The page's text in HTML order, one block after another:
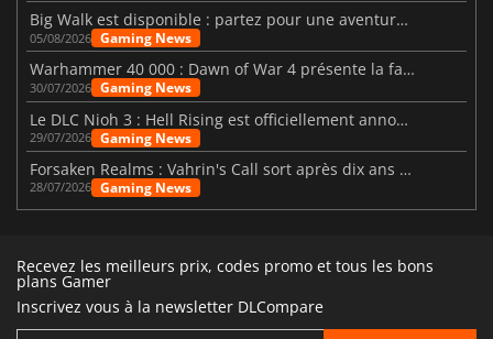
Big Walk est disponible : partez pour une aventure entre amis
05/08/2026 Gaming News
Warhammer 40 000 : Dawn of War 4 présente la faction des Nécrons
30/07/2026 Gaming News
Le DLC Nioh 3 : Hell Rising est officiellement annoncé
29/07/2026 Gaming News
Forsaken Realms : Vahrin's Call sort après dix ans de développement
28/07/2026 Gaming News
Recevez les meilleurs prix, codes promo et tous les bons
plans Gamer
Inscrivez vous à la newsletter DLCompare